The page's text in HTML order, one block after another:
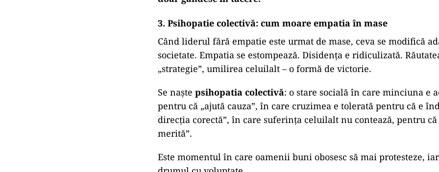
2. Liderul-oglindă: cum ajunge psihopatul să fie ales
Psihopatul carismatic nu cucerește prin forță, ci prin reflex. El
mulțimea vrea să vadă: un tată protector, un revoltat care spune ce
toți”, un salvator, uneori un justițiar. Dar în realitate, el este doar un
rece
, care reflectă dorințele, fricile și frustrările colective fără să le
De aceea este ales. Pentru că promite „ordine”, „curățenie”,
în spatele acestor cuvinte e doar vid afectiv și o foame de control.
Poporul nu alege întotdeauna ce e mai bun, ci ce pare mai tare.
psihopatul politic este, de regulă, vocea care nu se rușinează
doar gândesc în tăcere.